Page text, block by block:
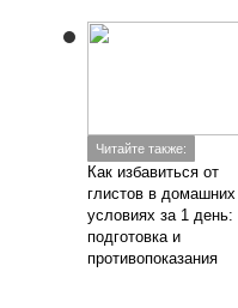
Читайте также:
Как избавиться от
глистов в домашних
условиях за 1 день:
подготовка и
противопоказания